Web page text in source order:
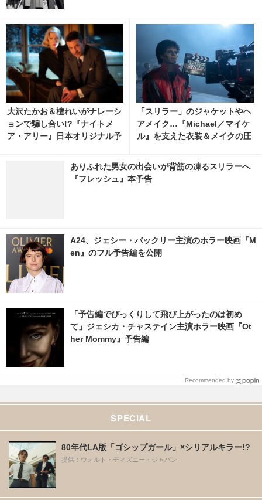
大沢たかお＆檀れいがナレーシ
ョンで騙し合い!?『ナイトメ
ア・アリー』日本オリジナル予
「スリラー」のジャケットやヘ
アメイク…『Michael／マイケ
ル』を支えた衣装＆メイクの圧
ありふれた男女の出会いが背筋の凍るスリラーへ
『フレッシュ』本予告
A24、ジェシー・バックリー主演のホラー映画『M
en』のフル予告編を公開
「予告編でびっくりして飛び上がったのは初め
て」ジェシカ・チャステイン主演ホラー映画『Ot
her Mommy』予告編
Recommended by
SPECIAL
80年代LA版「ゴシップガール」×シリアルキラー!?
提供：ウォルト・ディズニー・ジャパン